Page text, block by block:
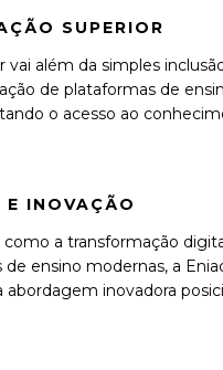
SUPERIOR
além da simples
de plataformas de
o acesso ao
INOVAÇÃO
a transformação
ensino modernas, a
inovadora